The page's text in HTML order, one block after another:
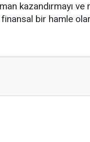
kazandırmayı
bir hamle